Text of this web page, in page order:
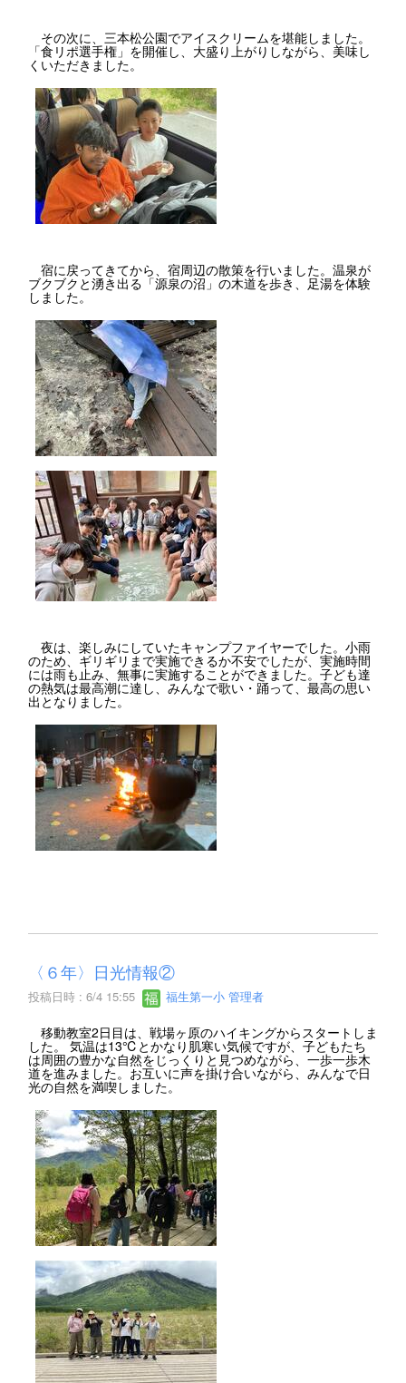
その次に、三本松公園でアイスクリームを堪能しました。
「食リポ選手権」を開催し、大盛り上がりしながら、美味し
くいただきました。
宿に戻ってきてから、宿周辺の散策を行いました。温泉が
ブクブクと湧き出る「源泉の沼」の木道を歩き、足湯を体験
しました。
夜は、楽しみにしていたキャンプファイヤーでした。小雨
のため、ギリギリまで実施できるか不安でしたが、実施時間
には雨も止み、無事に実施することができました。子ども達
の熱気は最高潮に達し、みんなで歌い・踊って、最高の思い
出となりました。
〈６年〉日光情報②
投稿日時 : 6/4 15:55 福生第一小 管理者
移動教室2日目は、戦場ヶ原のハイキングからスタートしま
した。 気温は13℃とかなり肌寒い気候ですが、子どもたち
は周囲の豊かな自然をじっくりと見つめながら、一歩一歩木
道を進みました。お互いに声を掛け合いながら、みんなで日
光の自然を満喫しました。